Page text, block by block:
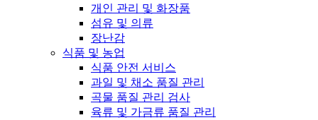
개인 관리 및 화장품
섬유 및 의류
장난감
식품 및 농업
식품 안전 서비스
과일 및 채소 품질 관리
곡물 품질 관리 검사
육류 및 가금류 품질 관리